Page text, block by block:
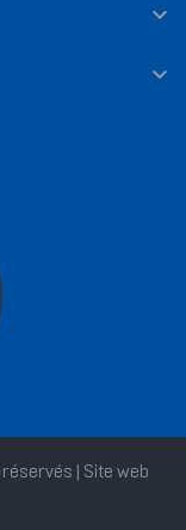


| Site web